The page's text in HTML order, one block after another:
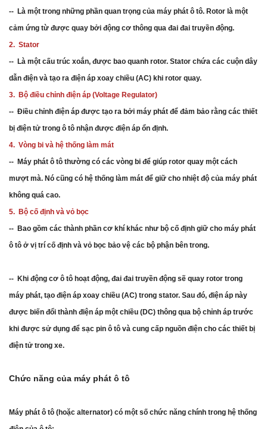
-- Là một trong những phần quan trọng của máy phát ô tô. Rotor là một
cảm ứng từ được quay bởi động cơ thông qua đai đai truyền động.
2. Stator
-- Là một cấu trúc xoắn, được bao quanh rotor. Stator chứa các cuộn dây
dẫn điện và tạo ra điện áp xoay chiều (AC) khi rotor quay.
3. Bộ điều chỉnh điện áp (Voltage Regulator)
-- Điều chỉnh điện áp được tạo ra bởi máy phát để đảm bảo rằng các thiết
bị điện tử trong ô tô nhận được điện áp ổn định.
4. Vòng bi và hệ thống làm mát
-- Máy phát ô tô thường có các vòng bi để giúp rotor quay một cách
mượt mà. Nó cũng có hệ thống làm mát để giữ cho nhiệt độ của máy phát
không quá cao.
5. Bộ cố định và vỏ bọc
-- Bao gồm các thành phần cơ khí khác như bộ cố định giữ cho máy phát
ô tô ở vị trí cố định và vỏ bọc bảo vệ các bộ phận bên trong.
-- Khi động cơ ô tô hoạt động, đai đai truyền động sẽ quay rotor trong
máy phát, tạo điện áp xoay chiều (AC) trong stator. Sau đó, điện áp này
được biến đổi thành điện áp một chiều (DC) thông qua bộ chỉnh áp trước
khi được sử dụng để sạc pin ô tô và cung cấp nguồn điện cho các thiết bị
điện tử trong xe.
Chức năng của máy phát ô tô
Máy phát ô tô (hoặc alternator) có một số chức năng chính trong hệ thống